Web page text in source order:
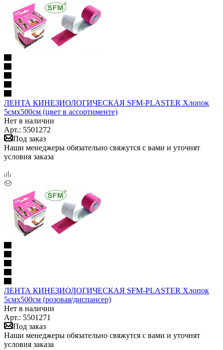
ЛЕНТА КИНЕЗИОЛОГИЧЕСКАЯ SFM-PLASTER Хлопок
5смх500см (цвет в ассортименте)
Нет в наличии
Арт.: 5501272
Под заказ
Наши менеджеры обязательно свяжутся с вами и уточнят
условия заказа
ЛЕНТА КИНЕЗИОЛОГИЧЕСКАЯ SFM-PLASTER Хлопок
5смх500см (розовая/диспансер)
Нет в наличии
Арт.: 5501271
Под заказ
Наши менеджеры обязательно свяжутся с вами и уточнят
условия заказа